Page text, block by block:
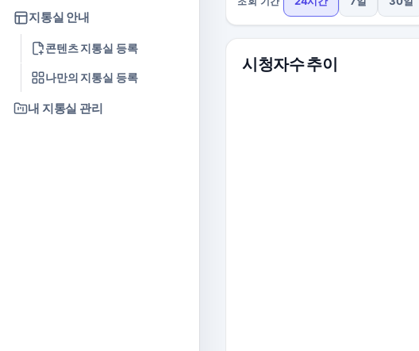
지통실 안내
콘텐츠 지통실 등록
나만의 지통실 등록
내 지통실 관리
시청자수 추이